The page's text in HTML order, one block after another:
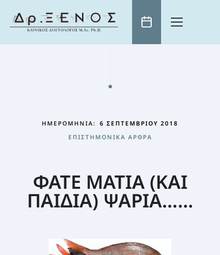
ΒΙΟΓΡΑΦΙΚΟ
ΕΠΙΚΑΙΡΌΤΗΤΑ
Η ΦΎΣΗ ΠΡΟΣΦΈΡΕΙ ΤΗ ΛΎΣΗ
ΠΑΙΔΊ ΚΑΙ ΔΙΑΤΡΟΦΉ
ΤΗΛΕΟΡΑΣΗ
ΧΡΗΣΙΜΑ
ΕΛΛΗΝΙΚΌ ΙΝΣΤΙΤΟΎΤΟ ΔΙΑΤΡΟΦΉΣ
ΗΜΕΡΟΜΗΝΊΑ: 6 ΣΕΠΤΕΜΒΡΊΟΥ 2018
ΕΠΙΣΤΗΜΟΝΙΚΆ ΆΡΘΡΑ
ΦΑΤΕ ΜΑΤΙΑ (ΚΑΙ
ΠΑΙΔΙΑ) ΨΑΡΙΑ……